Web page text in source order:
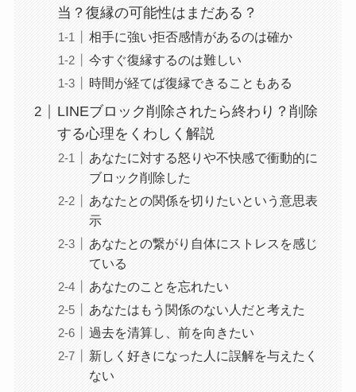
当？復縁の可能性はまだある？
相手に強い拒否感情があるのは確か
今すぐ復縁するのは難しい
時間が経てば復縁できることもある
LINEブロック削除されたら終わり？削除
する心理をくわしく解説
あなたに対する怒りや不快感で衝動的に
ブロック削除した
あなたとの関係を切りたいという意思表
示
あなたとの繋がり自体にストレスを感じ
ている
あなたのことを忘れたい
あなたはもう関係のない人だと考えた
過去を清算し、前を向きたい
新しく好きになった人に誤解を与えたく
ない